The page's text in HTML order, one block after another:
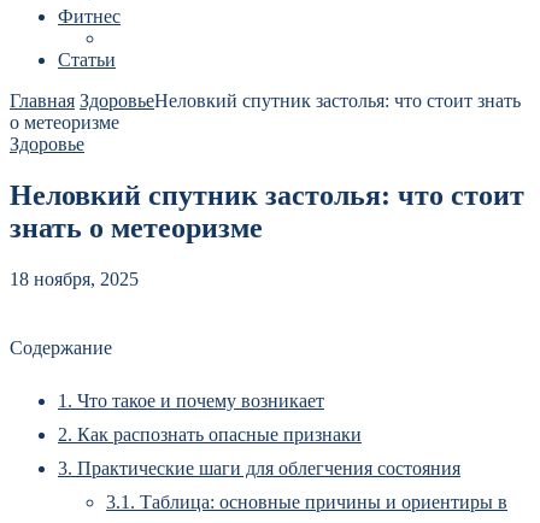
Фитнес
Статьи
Главная ЗдоровьеНеловкий спутник застолья: что стоит знать
о метеоризме
Здоровье
Неловкий спутник застолья: что стоит
знать о метеоризме
18 ноября, 2025
Содержание
1. Что такое и почему возникает
2. Как распознать опасные признаки
3. Практические шаги для облегчения состояния
3.1. Таблица: основные причины и ориентиры в